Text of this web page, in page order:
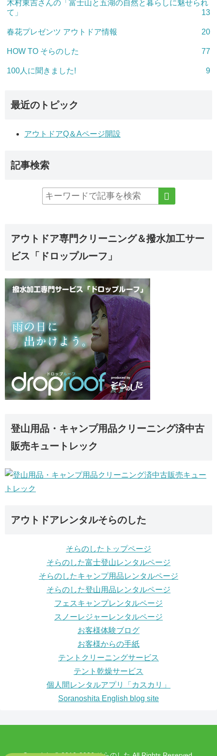
木村東吉さんの「富士山と五湖の自然と暮らしに魅せられ
て」
13
春花プレゼンツ アウトドア情報 20
HOW TO そらのした 77
100人に聞きました! 9
最近のトピック
アウトドアQ＆Aページ開設
記事検索
アウトドア専門クリーニング＆撥水加工サー
ビス「ドロップルーフ」
登山用品・キャンプ用品クリーニング済中古
販売キュートレック
アウトドアレンタルそらのした
そらのしたトップページ
そらのした富士登山レンタルページ
そらのしたキャンプ用品レンタルページ
そらのした登山用品レンタルページ
フェスキャンプレンタルページ
スノーレジャーレンタルページ
お客様体験ブログ
お客様からの手紙
テントクリーニングサービス
テント乾燥サービス
個人間レンタルアプリ「カスカリ」
Soranoshita English blog site